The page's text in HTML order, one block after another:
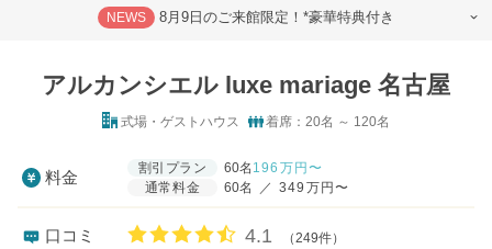
NEWS 8月9日のご来館限定！*豪華特典付き
アルカンシエル luxe mariage 名古屋
式場・ゲストハウス 着席：20名 ～ 120名
料金
割引プラン 60名 196 万円〜
通常料金
60名 ／ 349万円〜
口コミ 口コミ評価
4.1 （249件）